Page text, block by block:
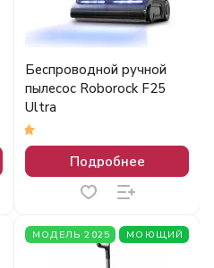
Беспроводной ручной
пылесос Roborock F25
Ultra
Подробнее
МОДЕЛЬ 2025 МОЮЩИЙ